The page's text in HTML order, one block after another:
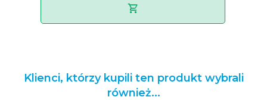
Klienci, którzy kupili ten produkt wybrali
również...